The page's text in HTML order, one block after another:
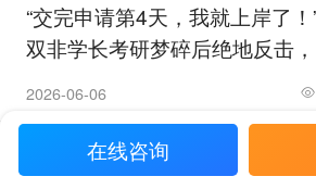
“交完申请第4天，我就上岸了！
双非学长考研梦碎后绝地反击
2026-06-06
App查看更多留学
在线咨询